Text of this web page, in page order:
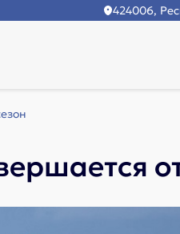
424006,